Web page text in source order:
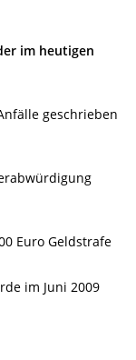
im heutigen
geschrieben
Euro Geldstrafe
im Juni 2009